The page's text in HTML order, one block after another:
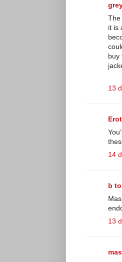
The
it is
buy
13
14
b
13